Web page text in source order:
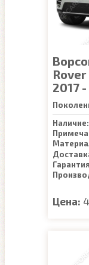
Rover
2017
Наличие:
Цена: